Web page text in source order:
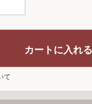
カートに入れる
て